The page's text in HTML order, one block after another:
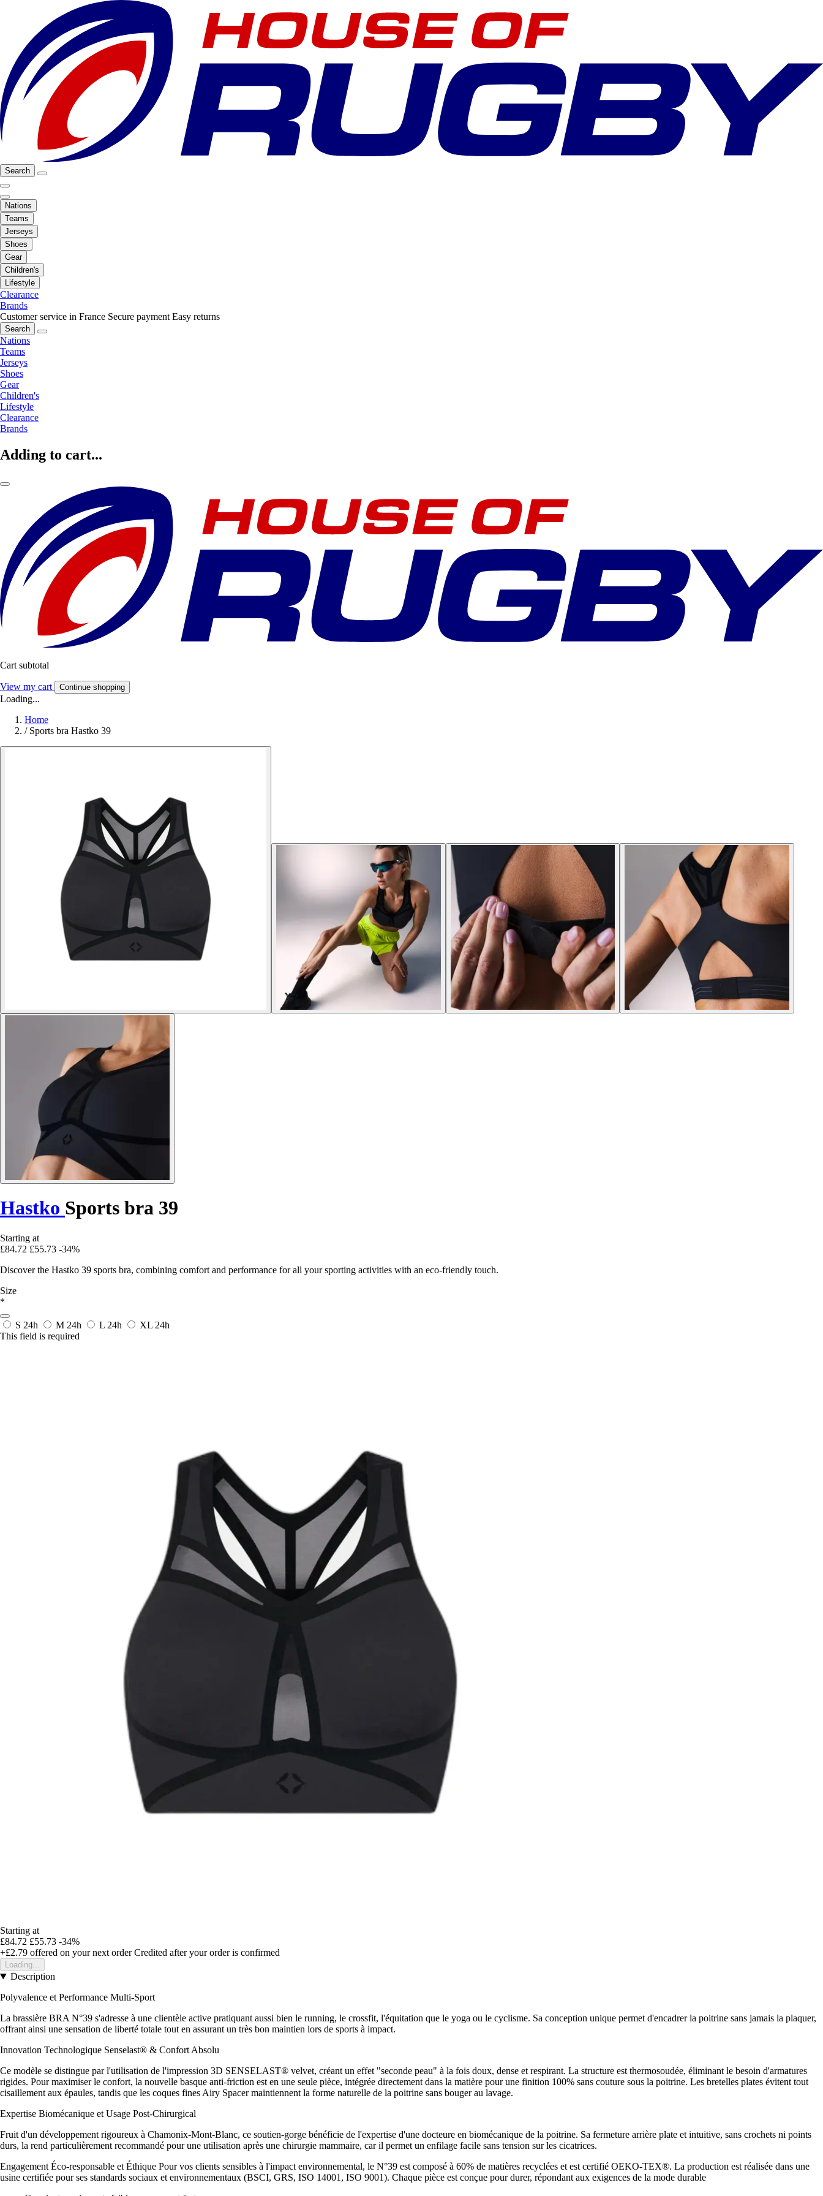
Search
Nations
Teams
Jerseys
Shoes
Gear
Children's
Lifestyle
Clearance
Brands
Customer service in France Secure payment Easy returns
Search
Nations
Teams
Jerseys
Shoes
Gear
Children's
Lifestyle
Clearance
Brands
Adding to cart...
Cart subtotal
View my cart Continue shopping
Loading...
Home
/ Sports bra Hastko 39
Hastko Sports bra 39
Starting at
£84.72 £55.73 -34%
Discover the Hastko 39 sports bra, combining comfort and performance for all your sporting activities with an eco-friendly touch.
Size
*
S 24h M 24h L 24h XL 24h
This field is required
Starting at
£84.72 £55.73 -34%
+£2.79 offered on your next order Credited after your order is confirmed
Loading...
Description
Polyvalence et Performance Multi-Sport
La brassière BRA N°39 s'adresse à une clientèle active pratiquant aussi bien le running, le crossfit, l'équitation que le yoga ou le cyclisme. Sa conception unique permet d'encadrer la poitrine sans jamais la plaquer,
offrant ainsi une sensation de liberté totale tout en assurant un très bon maintien lors de sports à impact.
Innovation Technologique Senselast® & Confort Absolu
Ce modèle se distingue par l'utilisation de l'impression 3D SENSELAST® velvet, créant un effet "seconde peau" à la fois doux, dense et respirant. La structure est thermosoudée, éliminant le besoin d'armatures
rigides. Pour maximiser le confort, la nouvelle basque anti-friction est en une seule pièce, intégrée directement dans la matière pour une finition 100% sans couture sous la poitrine. Les bretelles plates évitent tout
cisaillement aux épaules, tandis que les coques fines Airy Spacer maintiennent la forme naturelle de la poitrine sans bouger au lavage.
Expertise Biomécanique et Usage Post-Chirurgical
Fruit d'un développement rigoureux à Chamonix-Mont-Blanc, ce soutien-gorge bénéficie de l'expertise d'une docteure en biomécanique de la poitrine. Sa fermeture arrière plate et intuitive, sans crochets ni points
durs, la rend particulièrement recommandé pour une utilisation après une chirurgie mammaire, car il permet un enfilage facile sans tension sur les cicatrices.
Engagement Éco-responsable et Éthique Pour vos clients sensibles à l'impact environnemental, le N°39 est composé à 60% de matières recyclées et est certifié OEKO-TEX®. La production est réalisée dans une
usine certifiée pour ses standards sociaux et environnementaux (BSCI, GRS, ISO 14001, ISO 9001). Chaque pièce est conçue pour durer, répondant aux exigences de la mode durable